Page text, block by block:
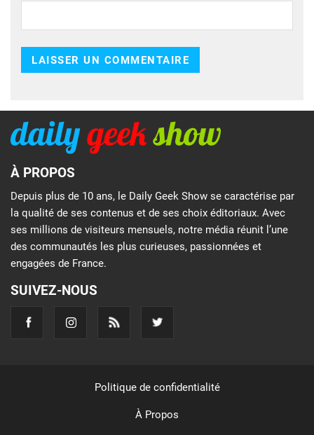
À PROPOS
Depuis plus de 10 ans, le Daily Geek Show se caractérise par
la qualité de ses contenus et de ses choix éditoriaux. Avec
ses millions de visiteurs mensuels, notre média réunit l’une
des communautés les plus curieuses, passionnées et
engagées de France.
SUIVEZ-NOUS
Politique de confidentialité
À Propos